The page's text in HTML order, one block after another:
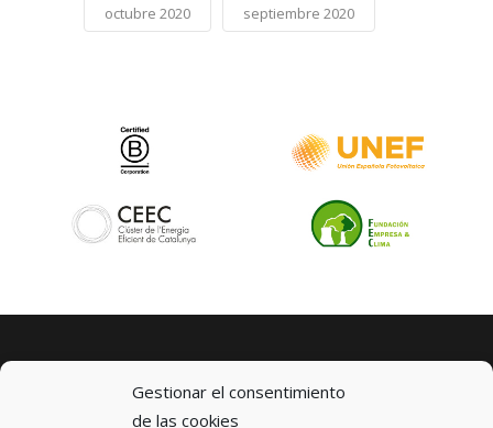
Gestionar el consentimiento
de las cookies
octubre 2020 septiembre 2020